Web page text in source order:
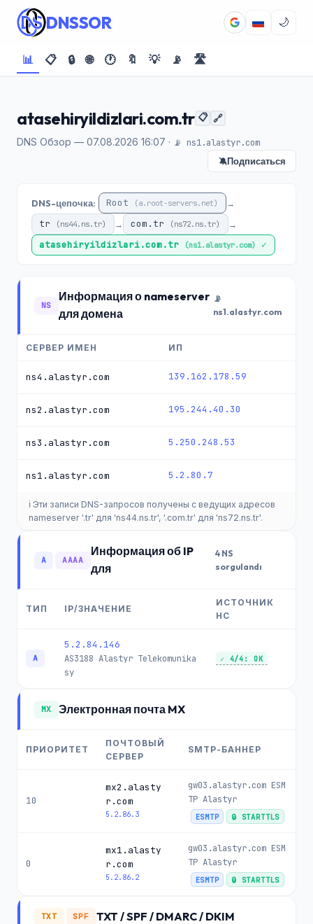
DNSSOR 🌙
📊 📋 🔒 🌐 🕐 🔖 💡 📡 🛣️
atasehiryildizlari.com.tr 📋 🔗
DNS Обзор — 07.08.2026 16:07 · 📡 ns1.alastyr.com
🔕Подписаться
DNS-цепочка: Root (a.root-servers.net) →
tr (ns44.ns.tr) → com.tr (ns72.ns.tr) →
atasehiryildizlari.com.tr (ns1.alastyr.com) ✓
NS
Информация о nameserver
для домена
📡
ns1.alastyr.com
СЕРВЕР ИМЕН ИП
ns4.alastyr.com 139.162.178.59
ns2.alastyr.com 195.244.40.30
ns3.alastyr.com 5.250.248.53
ns1.alastyr.com 5.2.80.7
ℹ️ Эти записи DNS-запросов получены с ведущих адресов
nameserver '.tr' для 'ns44.ns.tr', '.com.tr' для 'ns72.ns.tr'.
A AAAA
Информация об IP
для
4 NS
sorgulandı
ТИП IP/ЗНАЧЕНИЕ
ИСТОЧНИК
НС
A
5.2.84.146
AS3188 Alastyr Telekomunika
sy
✓ 4/4: OK
MX Электронная почта MX
ПРИОРИТЕТ
ПОЧТОВЫЙ
СЕРВЕР
SMTP-БАННЕР
10
mx2.alasty
r.com
5.2.86.3
gw03.alastyr.com ESM
TP Alastyr
ESMTP 🔒 STARTTLS
0
mx1.alasty
r.com
5.2.86.2
gw03.alastyr.com ESM
TP Alastyr
ESMTP 🔒 STARTTLS
TXT SPF TXT / SPF / DMARC / DKIM